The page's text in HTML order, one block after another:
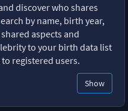
discover who shares
by name, birth year,
aspects and
to your birth data list
registered users.
Show